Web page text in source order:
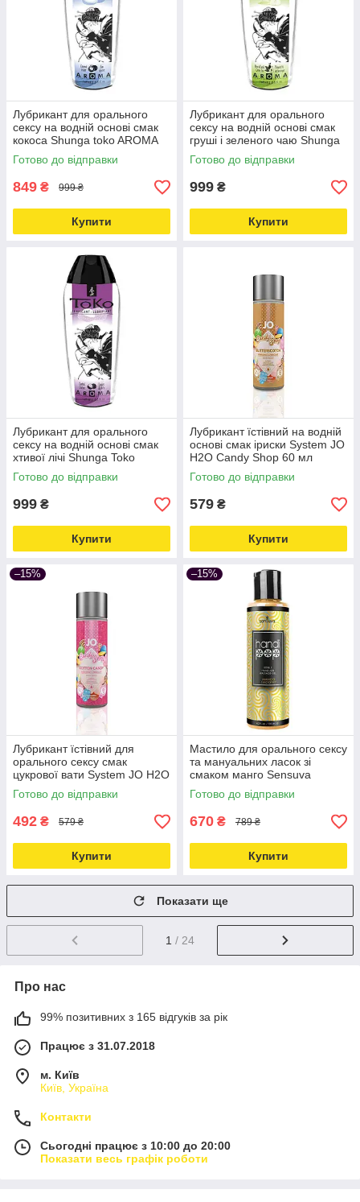
Лубрикант для орального
сексу на водній основі смак
кокоса Shunga toko AROMA
165 мл Love&Life -online-
multimarket-
Готово до відправки
849 ₴ 999 ₴
Купити
Лубрикант для орального
сексу на водній основі смак
груші і зеленого чаю Shunga
Toko AROMA 165 мл
Love&Life -online-multimarket-
Готово до відправки
999 ₴
Купити
Лубрикант для орального
сексу на водній основі смак
хтивої лічі Shunga Toko
AROMA 165 мл Love&Life -
online-multimarket-
Готово до відправки
999 ₴
Купити
Лубрикант їстівний на водній
основі смак іриски System JO
H2O Candy Shop 60 мл
Love&Life -online-multimarket-
Готово до відправки
579 ₴
Купити
–15%
Лубрикант їстівний для
орального сексу смак
цукрової вати System JO H2O
Candy Shop 60 мл Love&Life -
online-multimarket-
Готово до відправки
492 ₴ 579 ₴
Купити
–15%
Мастило для орального сексу
та мануальних ласок зі
смаком манго Sensuva
Handipop Mango Smoothie
125 мл Love&Life
Готово до відправки
670 ₴ 789 ₴
Купити
Показати ще
1 / 24
Про нас
99% позитивних з 165 відгуків за рік
Працює з 31.07.2018
м. Київ
Київ, Україна
Контакти
Сьогодні працює з 10:00 до 20:00
Показати весь графік роботи